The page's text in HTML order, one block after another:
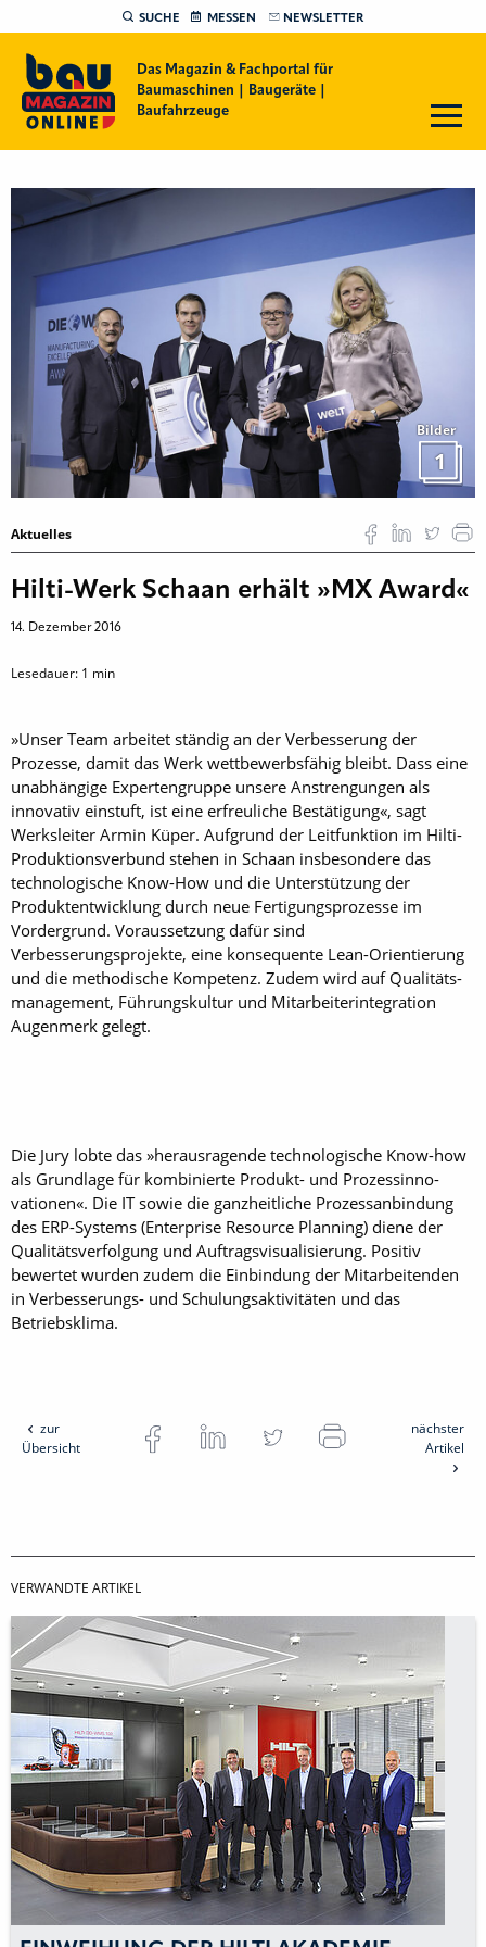
SUCHE MESSEN NEWSLETTER
Das Magazin & Fachportal für
Baumaschinen | Baugeräte |
Baufahrzeuge
Bilder
1
Aktuelles
Hilti-Werk Schaan erhält »MX Award«
14. Dezember 2016
Lesedauer: 1 min
»Unser Team arbeitet ständig an der Verbesserung der
Prozesse, damit das Werk wettbewerbsfähig bleibt. Dass eine
unabhängige Expertengruppe unsere Anstrengungen als
innovativ einstuft, ist eine erfreuliche Bestätigung«, sagt
Werksleiter Armin Küper. Aufgrund der Leitfunktion im ­Hilti-
Produktionsverbund stehen in Schaan insbesondere das
technologische Know-How und die Unterstützung der
Produktentwicklung durch neue Fertigungsprozesse im
Vordergrund. Voraussetzung ­dafür sind
Verbesserungsprojekte, eine kon­sequente Lean-Orientierung
und die methodische Kompetenz. Zudem wird auf Qualitäts­
management, Führungskultur und Mitarbeiter­integration
Augenmerk gelegt.
Die Jury lobte das »heraus­ragende technologische Know-how
als Grundlage für kombinierte ­Produkt- und Prozessinno­
vationen«. Die IT ­sowie die ganzheitliche Prozess­anbindung
des ERP-Systems (Enterprise Resource Planning) diene der
Qualitätsverfolgung und Auftrags­visualisierung. Positiv
bewertet ­wurden zudem die Einbindung der Mitarbeitenden
in Verbesserungs- und Schulungsaktivitäten und das
Betriebsklima.
zur
Übersicht
nächster
Artikel
VERWANDTE ARTIKEL